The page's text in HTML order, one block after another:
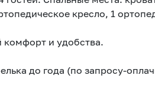
кресло, 1
комфорт и удобcтвa.
до года (по запросу-